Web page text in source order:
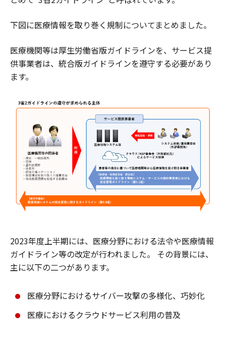
下図に医療情報を取り巻く規制についてまとめました。
医療機関等は厚生労働省版ガイドラインを、サービス提
供事業者は、統合版ガイドラインを遵守する必要があり
ます。
2023年度上半期には、医療分野における法令や医療情報
ガイドライン等の改定が行われました。 その背景には、
主に以下の二つがあります。
医療分野におけるサイバー攻撃の多様化、巧妙化
医療におけるクラウドサービス利用の普及